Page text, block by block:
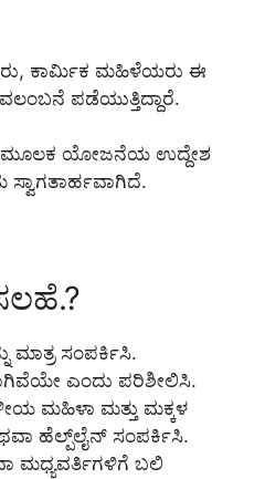
ಕಾರ್ಮಿಕ ಮಹಿಳೆಯರು ಈ
ಪಡೆಯುತ್ತಿದ್ದಾರೆ.
ಮೂಲಕ ಯೋಜನೆಯ ಉದ್ದೇಶ
ಸ್ವಾಗತಾರ್ಹವಾಗಿದೆ.
ಮಾತ್ರ ಸಂಪರ್ಕಿಸಿ.
ಎಂದು ಪರಿಶೀಲಿಸಿ.
ಮಹಿಳಾ ಮತ್ತು ಮಕ್ಕಳ
ಹೆಲ್ಪ್‌ಲೈನ್ ಸಂಪರ್ಕಿಸಿ.
ಮಧ್ಯವರ್ತಿಗಳಿಗೆ ಬಲಿ